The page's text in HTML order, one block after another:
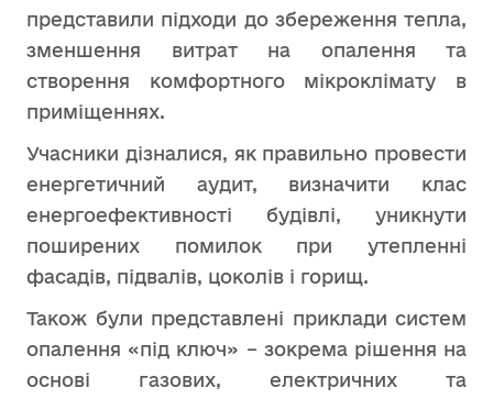
представили підходи до збереження тепла,
зменшення витрат на опалення та
створення комфортного мікроклімату в
приміщеннях.
Учасники дізналися, як правильно провести
енергетичний аудит, визначити клас
енергоефективності будівлі, уникнути
поширених помилок при утепленні
фасадів, підвалів, цоколів і горищ.
Також були представлені приклади систем
опалення «під ключ» – зокрема рішення на
основі газових, електричних та